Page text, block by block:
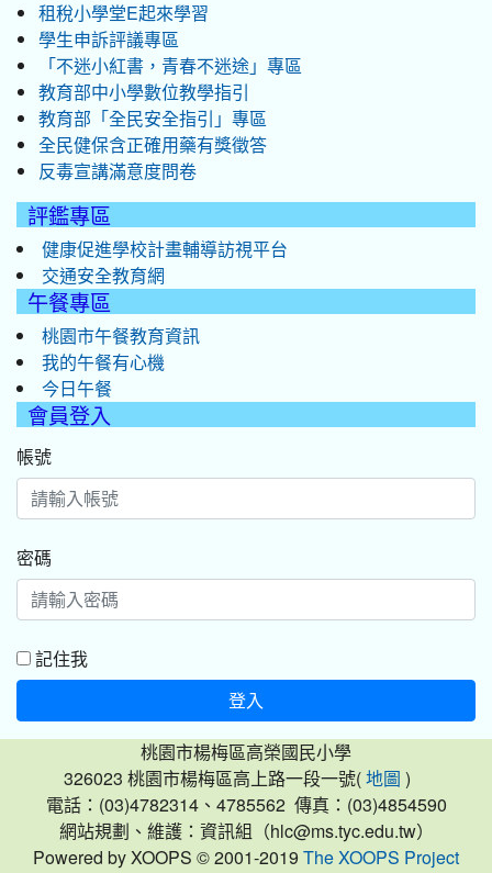
租稅小學堂E起來學習
學生申訴評議專區
「不迷小紅書，青春不迷途」專區
教育部中小學數位教學指引
教育部「全民安全指引」專區
全民健保含正確用藥有獎徵答
反毒宣講滿意度問卷
評鑑專區
健康促進學校計畫輔導訪視平台
交通安全教育網
午餐專區
桃園市午餐教育資訊
我的午餐有心機
今日午餐
會員登入
帳號
密碼
記住我
登入
桃園市楊梅區高榮國民小學
326023 桃園市楊梅區高上路一段一號( 地圖 )
電話：(03)4782314、4785562 傳真：(03)4854590
網站規劃、維護：資訊組（hlc@ms.tyc.edu.tw）
Powered by XOOPS © 2001-2019 The XOOPS Project